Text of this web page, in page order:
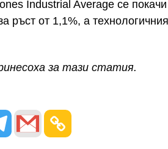
Industrial Average се покачи
ръст от 1,1%, а
за тази статия.